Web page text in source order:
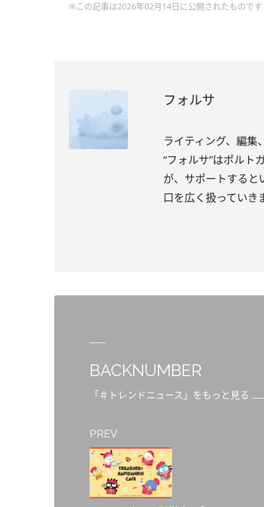
※この記事は2026年02月14日に公開されたものです
フォルサ
ライティング、編集
“フォルサ”はポルト
が、サポートすると
口を広く扱っていき
BACKNUMBER
「＃トレンドニュース」をもっと見る
PREV